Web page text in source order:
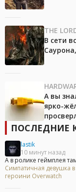
THE
В сети
А вы
ярко-
ПОСЛЕДНИЕ
lastik
10 минут назад
А в ролике геймплея
Симпатичная девушка
героини Overwatch